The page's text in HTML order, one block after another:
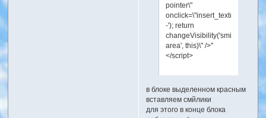
pointer\"
onclick=\"insert_text('-
-'); return
changeVisibility('smilies-
area', this)\" />"
</script>
в блоке выделенном красным
вставляем смйлики
для этого в конце блока